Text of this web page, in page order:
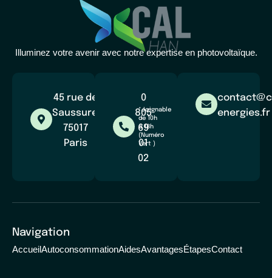
Illuminez votre avenir avec notre expertise en photovoltaïque.
45 rue de
Saussure,
75017
Paris
0
805
69
01
02
*Joignable
de 10h
à 18h
(Numéro
Vert )
energies.fr
Navigation
AccueilAutoconsommationAidesAvantagesÉtapesContact